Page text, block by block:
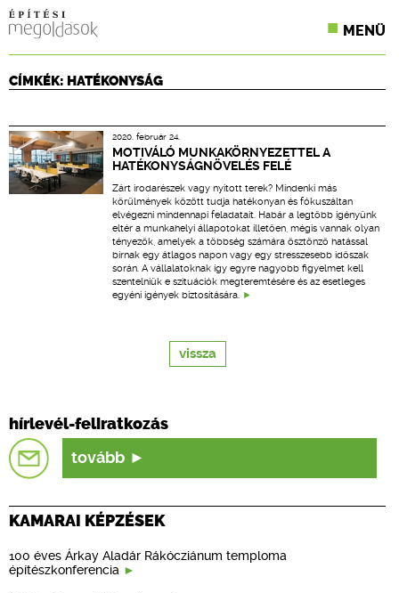
MENÜ
KONFERENCIÁK
CPR TERMÉKKIÍRÁS
ÉPÍTÉSI JOG
ONLINE KÉPZÉSEK
TERVEZÉSI SEGÉDLETEK
CÍMKÉK: HATÉKONYSÁG
2020. február 24.
MOTIVÁLÓ MUNKAKÖRNYEZETTEL A
HATÉKONYSÁGNÖVELÉS FELÉ
Zárt irodarészek vagy nyitott terek? Mindenki más
körülmények között tudja hatékonyan és fókuszáltan
elvégezni mindennapi feladatait. Habár a legtöbb igényünk
eltér a munkahelyi állapotokat illetően, mégis vannak olyan
tényezők, amelyek a többség számára ösztönző hatással
bírnak egy átlagos napon vagy egy stresszesebb időszak
során. A vállalatoknak így egyre nagyobb figyelmet kell
szentelniük e szituációk megteremtésére és az esetleges
egyéni igények biztosítására.
vissza
hírlevél-feliratkozás
tovább
KAMARAI KÉPZÉSEK
100 éves Árkay Aladár Rákócziánum temploma
építészkonferencia